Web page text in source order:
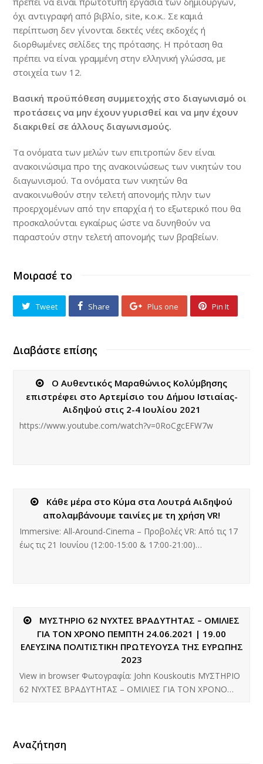
όχι αντιγραφή από βιβλίο, site, κ.ο.κ.. Σε καμιά
περίπτωση δεν γίνονται δεκτές νέες εκδοχές ή
διορθωμένες σελίδες της πρότασης. Η πρόταση θα
πρέπει να είναι γραμμένη στην ελληνική γλώσσα, με
στοιχεία των 12.
Βασική προϋπόθεση συμμετοχής στο διαγωνισμό οι
προτάσεις να μην έχουν γυρισθεί και να μην έχουν
διακριθεί σε άλλους διαγωνισμούς.
Τα ονόματα των μελών των επιτροπών δεν είναι
ανακοινώσιμα προ της ανακοινώσεως των νικητών του
διαγωνισμού. Τα ονόματα των νικητών θα
ανακοινωθούν στην τελετή απονομής πλην των
προερχομένων από την επαρχία ή το εξωτερικό που θα
προσκαλούνται εγκαίρως ώστε να δυνηθούν να
παραστούν στην τελετή απονομής των βραβείων.
Μοιρασέ το
Tweet Share Plus one Pin It
Διαβάστε επίσης
O Αυθεντικός Μαραθώνιος Κολύμβησης
επιστρέφει στο Αρτεμίσιο του Δήμου Ιστιαίας-
Αιδηψού στις 2-4 Ιουλίου 2021
https://www.youtube.com/watch?v=0RoCgcEFW7w
Κάθε μέρα στο Κύμα στα Λουτρά Αιδηψού
απολαμβάνουμε ταινίες με τη χρήση VR!
Immersive: All-Around-Cinema – Προβολές VR: Από τις 17
έως τις 21 Ιουνίου (12:00-15:00 & 17:00-21:00)…
ΜΥΣΤΗΡΙΟ 62 ΝΥΧΤΕΣ ΒΡΑΔΥΤΗΤΑΣ – ΟΜΙΛΙΕΣ
ΓΙΑ ΤΟΝ ΧΡΟΝΟ ΠΕΜΠΤΗ 24.06.2021 | 19.00
ΕΛΕΥΣΙΝΑ ΠΟΛΙΤΙΣΤΙΚΗ ΠΡΩΤΕΥΟΥΣΑ ΤΗΣ ΕΥΡΩΠΗΣ
2023
View in browser Φωτογραφία: John Kouskoutis ΜΥΣΤΗΡΙΟ
62 ΝΥΧΤΕΣ ΒΡΑΔΥΤΗΤΑΣ – ΟΜΙΛΙΕΣ ΓΙΑ ΤΟΝ ΧΡΟΝΟ…
Αναζήτηση